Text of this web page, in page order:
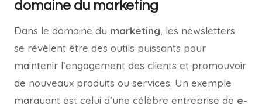
domaine du marketing
Dans le domaine du marketing, les newsletters
se révèlent être des outils puissants pour
maintenir l’engagement des clients et promouvoir
de nouveaux produits ou services. Un exemple
marquant est celui d’une célèbre entreprise de e-